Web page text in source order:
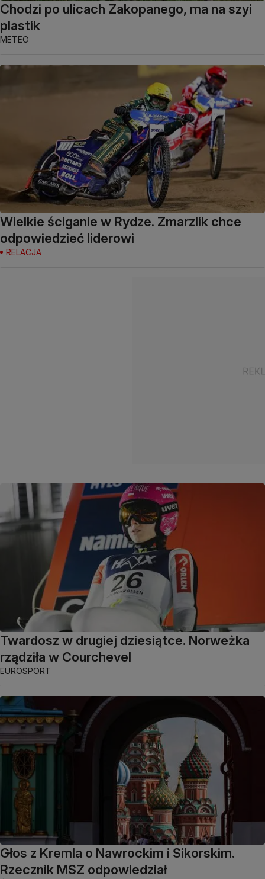
Chodzi po ulicach Zakopanego, ma na szyi
plastik
METEO
Wielkie ściganie w Rydze. Zmarzlik chce
odpowiedzieć liderowi
RELACJA
Twardosz w drugiej dziesiątce. Norweżka
rządziła w Courchevel
EUROSPORT
Głos z Kremla o Nawrockim i Sikorskim.
Rzecznik MSZ odpowiedział